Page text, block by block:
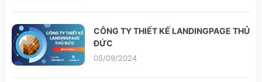
CÔNG TY THIẾT KẾ LANDINGPAGE THỦ
ĐỨC
05/09/2024